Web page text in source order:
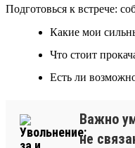
Подготовься к встрече:
Какие мои
Что стоит
Есть ли
Важно
не